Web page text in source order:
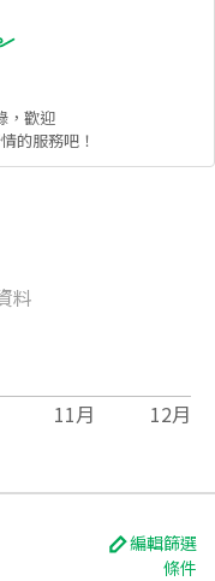
，歡迎
的服務吧！
料
11月 12月
編輯篩選
條件